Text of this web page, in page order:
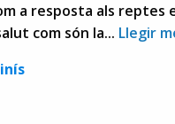
a resposta als reptes
com són la... Llegir